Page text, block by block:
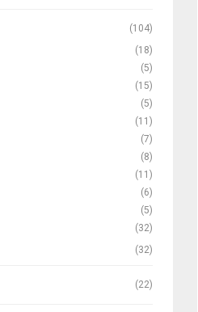
(104)
(18)
(5)
(15)
(5)
(11)
(7)
(8)
(11)
(6)
(5)
(32)
(32)
(22)